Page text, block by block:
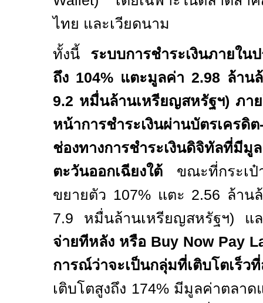
ไทย และเวียดนาม
ทั้งนี้ ระบบการชำระเงินภายใน
ถึง 104% แตะมูลค่า 2.98 ล้าน
9.2 หมื่นล้านเหรียญสหรัฐฯ) ภา
หน้าการชำระเงินผ่านบัตรเครดิ
ช่องทางการชำระเงินดิจิทัลที่มีมู
ตะวันออกเฉียงใต้ ขณะที่กระเ
ขยายตัว 107% แตะ 2.56 ล้าน
7.9 หมื่นล้านเหรียญสหรัฐฯ) แ
จ่ายทีหลัง หรือ Buy Now Pay
การณ์ว่าจะเป็นกลุ่มที่เติบโต
เติบโตสูงถึง 174% มีมูลค่าตลา